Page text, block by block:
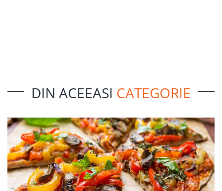
DIN ACEEASI CATEGORIE